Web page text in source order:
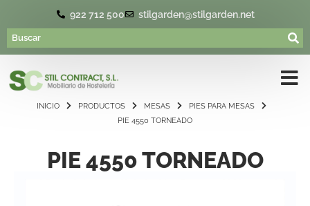
922 712 500 stilgarden@stilgarden.net
INICIO PRODUCTOS MESAS
PIES PARA MESAS
PIE 4550 TORNEADO
PIE 4550 TORNEADO